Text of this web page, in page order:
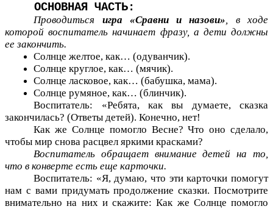
ОСНОВНАЯ ЧАСТЬ:
Проводиться игра «Сравни и назови», в ходе
которой воспитатель начинает фразу, а дети должны
ее закончить.
Солнце желтое, как… (одуванчик).
Солнце круглое, как… (мячик).
Солнце ласковое, как… (бабушка, мама).
Солнце румяное, как… (блинчик).
Воспитатель: «Ребята, как вы думаете, сказка
закончилась? (Ответы детей). Конечно, нет!
Как же Солнце помогло Весне? Что оно сделало,
чтобы мир снова расцвел яркими красками?
Воспитатель обращает внимание детей на то,
что в конверте есть еще карточки.
Воспитатель: «Я, думаю, что эти карточки помогут
нам с вами придумать продолжение сказки. Посмотрите
внимательно на них и скажите: Как же Солнце помогло